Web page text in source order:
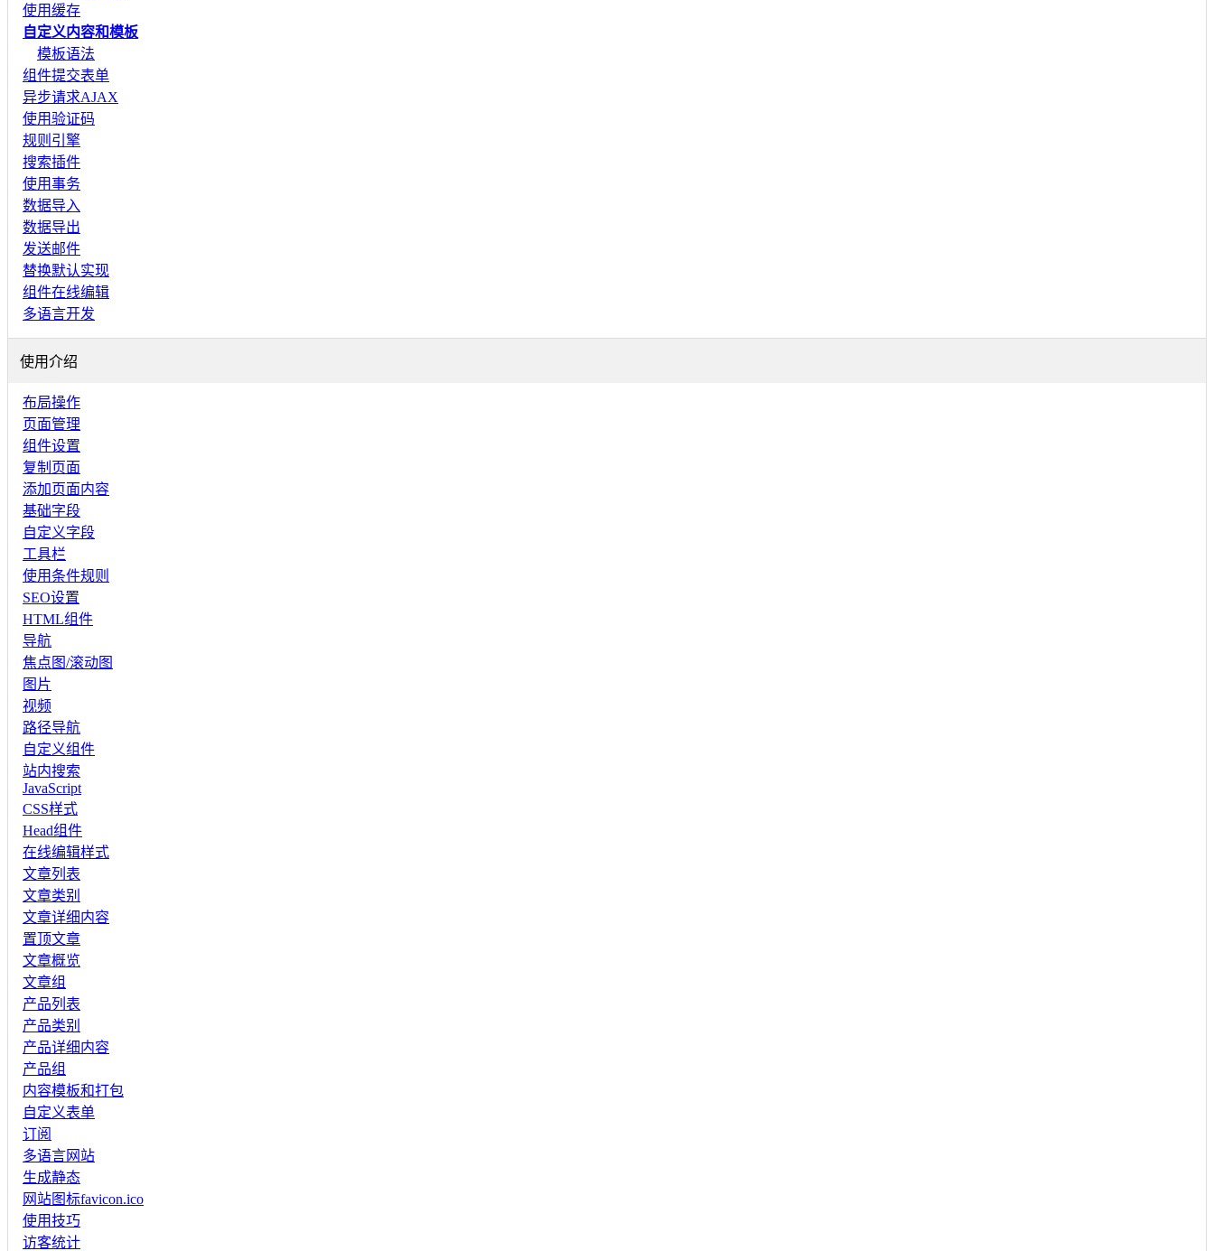
使用缓存
自定义内容和模板
模板语法
组件提交表单
异步请求AJAX
使用验证码
规则引擎
搜索插件
使用事务
数据导入
数据导出
发送邮件
替换默认实现
组件在线编辑
多语言开发
使用介绍
布局操作
页面管理
组件设置
复制页面
添加页面内容
基础字段
自定义字段
工具栏
使用条件规则
SEO设置
HTML组件
导航
焦点图/滚动图
图片
视频
路径导航
自定义组件
站内搜索
JavaScript
CSS样式
Head组件
在线编辑样式
文章列表
文章类别
文章详细内容
置顶文章
文章概览
文章组
产品列表
产品类别
产品详细内容
产品组
内容模板和打包
自定义表单
订阅
多语言网站
生成静态
网站图标favicon.ico
使用技巧
访客统计